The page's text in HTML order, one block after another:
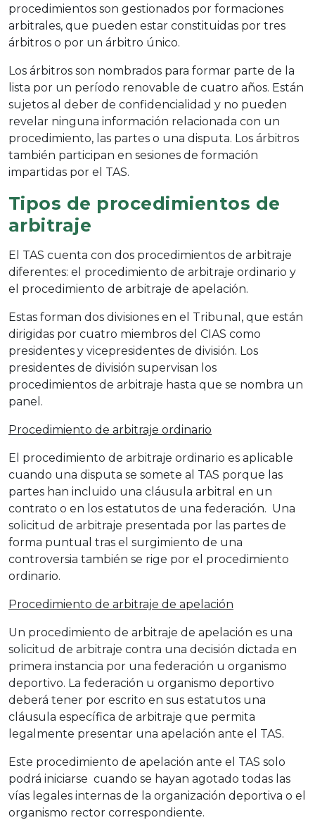
procedimientos son gestionados por formaciones
arbitrales, que pueden estar constituidas por tres
árbitros o por un árbitro único.
Los árbitros son nombrados para formar parte de la
lista por un período renovable de cuatro años. Están
sujetos al deber de confidencialidad y no pueden
revelar ninguna información relacionada con un
procedimiento, las partes o una disputa. Los árbitros
también participan en sesiones de formación
impartidas por el TAS.
Tipos de procedimientos de
arbitraje
El TAS cuenta con dos procedimientos de arbitraje
diferentes: el procedimiento de arbitraje ordinario y
el procedimiento de arbitraje de apelación.
Estas forman dos divisiones en el Tribunal, que están
dirigidas por cuatro miembros del CIAS como
presidentes y vicepresidentes de división. Los
presidentes de división supervisan los
procedimientos de arbitraje hasta que se nombra un
panel.
Procedimiento de arbitraje ordinario
El procedimiento de arbitraje ordinario es aplicable
cuando una disputa se somete al TAS porque las
partes han incluido una cláusula arbitral en un
contrato o en los estatutos de una federación. Una
solicitud de arbitraje presentada por las partes de
forma puntual tras el surgimiento de una
controversia también se rige por el procedimiento
ordinario.
Procedimiento de arbitraje de apelación
Un procedimiento de arbitraje de apelación es una
solicitud de arbitraje contra una decisión dictada en
primera instancia por una federación u organismo
deportivo. La federación u organismo deportivo
deberá tener por escrito en sus estatutos una
cláusula específica de arbitraje que permita
legalmente presentar una apelación ante el TAS.
Este procedimiento de apelación ante el TAS solo
podrá iniciarse cuando se hayan agotado todas las
vías legales internas de la organización deportiva o el
organismo rector correspondiente.